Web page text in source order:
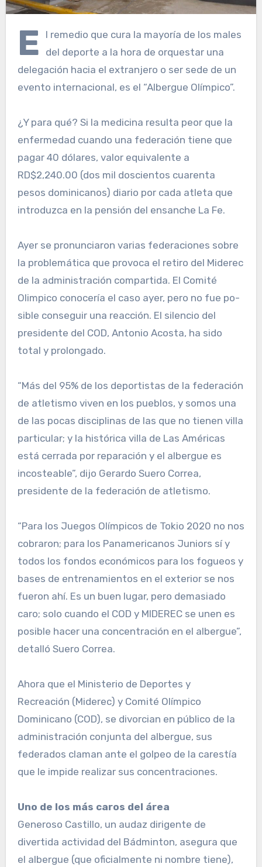
E
l remedio que cura la ma­yoría de los males
del depor­te a la hora de orquestar una
delegación hacia el extranje­ro o ser sede de un
evento in­ternacional, es el “Albergue Olímpico”.
¿Y para qué? Si la medi­cina resulta peor que la
en­fermedad cuando una fede­ración tiene que
pagar 40 dólares, valor equivalente a
RD$2,240.00 (dos mil dos­cientos cuarenta
pesos do­minicanos) diario por cada atleta que
introduzca en la pensión del ensanche La Fe.
Ayer se pronunciaron va­rias federaciones sobre
la problemática que provoca el retiro del Miderec
de la ad­ministración compartida. El Comité
Olimpico conocería el caso ayer, pero no fue po­
sible conseguir una reacción. El silencio del
presidente del COD, Antonio Acosta, ha si­do
total y prolongado.
“Más del 95% de los de­portistas de la federación
de atletismo viven en los pue­blos, y somos una
de las po­cas disciplinas de las que no tienen villa
particular; y la histórica villa de Las Améri­cas
está cerrada por repara­ción y el albergue es
incos­teable”, dijo Gerardo Suero Correa,
presidente de la fede­ración de atletismo.
“Para los Juegos Olím­picos de Tokio 2020 no nos
cobraron; para los Paname­ricanos Juniors sí y
todos los fondos económicos para los fogueos y
bases de entrena­mientos en el exterior se nos
fueron ahí. Es un buen lugar, pero demasiado
caro; solo cuando el COD y MIDEREC se unen es
posible hacer una concentración en el alber­gue”,
detalló Suero Correa.
Ahora que el Ministerio de Deportes y
Recreación (Mi­derec) y Comité Olímpico
Dominicano (COD), se di­vorcian en público de la
ad­ministración conjunta del albergue, sus
federados cla­man ante el golpeo de la ca­restía
que le impide realizar sus concentraciones.
Uno de los más caros del área
Generoso Castillo, un audaz dirigente de
divertida activi­dad del Bádminton, asegu­ra que
el albergue (que ofi­cialmente ni nombre tiene),